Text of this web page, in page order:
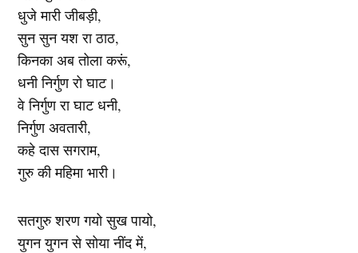
धुजे मारी जीबड़ी,
सुन सुन यश रा ठाठ,
किनका अब तोला करूं,
धनी निर्गुण रो घाट।
वे निर्गुण रा घाट धनी,
निर्गुण अवतारी,
कहे दास सगराम,
गुरु की महिमा भारी।
सतगुरु शरण गयो सुख पायो,
युगन युगन से सोया नींद में,